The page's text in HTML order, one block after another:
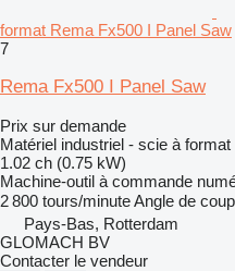
format Rema Fx500 I Panel Saw
7
Rema Fx500 I Panel Saw
Prix sur demande
Matériel industriel - scie à format
1.02 ch (0.75 kW)
Machine-outil à commande
2 800 tours/minuteAngle de
Pays-Bas, Rotterdam
GLOMACH BV
Contacter le vendeur